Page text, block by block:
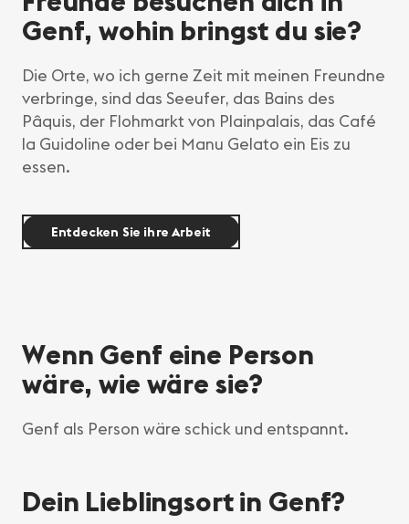
Genf, wohin bringst du sie?
Die Orte, wo ich gerne Zeit mit meinen Freundne
verbringe, sind das Seeufer, das Bains des
Pâquis, der Flohmarkt von Plainpalais, das Café
la Guidoline oder bei Manu Gelato ein Eis zu
essen.
Entdecken Sie ihre Arbeit
Wenn Genf eine Person
wäre, wie wäre sie?
Genf als Person wäre schick und entspannt.
Dein Lieblingsort in Genf?